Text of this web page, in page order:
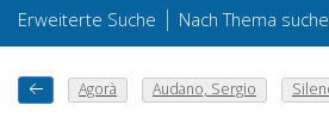
Erweiterte Suche | Nach Thema
Agorà Audano, Sergio